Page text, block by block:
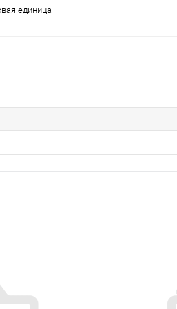
единица